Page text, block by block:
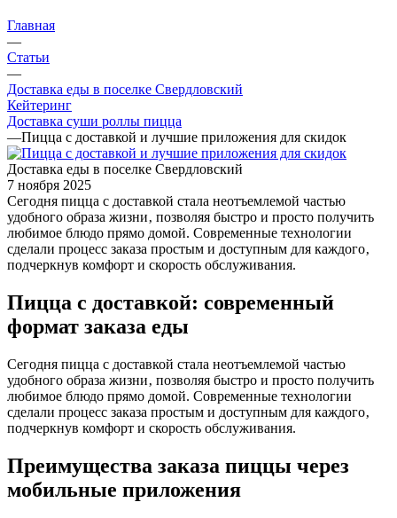
Главная
—
Статьи
—
Доставка еды в поселке Свердловский
Кейтеринг
Доставка суши роллы пицца
—Пицца с доставкой и лучшие приложения для скидок
Доставка еды в поселке Свердловский
7 ноября 2025
Сегодня пицца с доставкой стала неотъемлемой частью
удобного образа жизни‚ позволяя быстро и просто получить
любимое блюдо прямо домой. Современные технологии
сделали процесс заказа простым и доступным для каждого‚
подчеркнув комфорт и скорость обслуживания.
Пицца с доставкой: современный
формат заказа еды
Сегодня пицца с доставкой стала неотъемлемой частью
удобного образа жизни‚ позволяя быстро и просто получить
любимое блюдо прямо домой. Современные технологии
сделали процесс заказа простым и доступным для каждого‚
подчеркнув комфорт и скорость обслуживания.
Преимущества заказа пиццы через
мобильные приложения